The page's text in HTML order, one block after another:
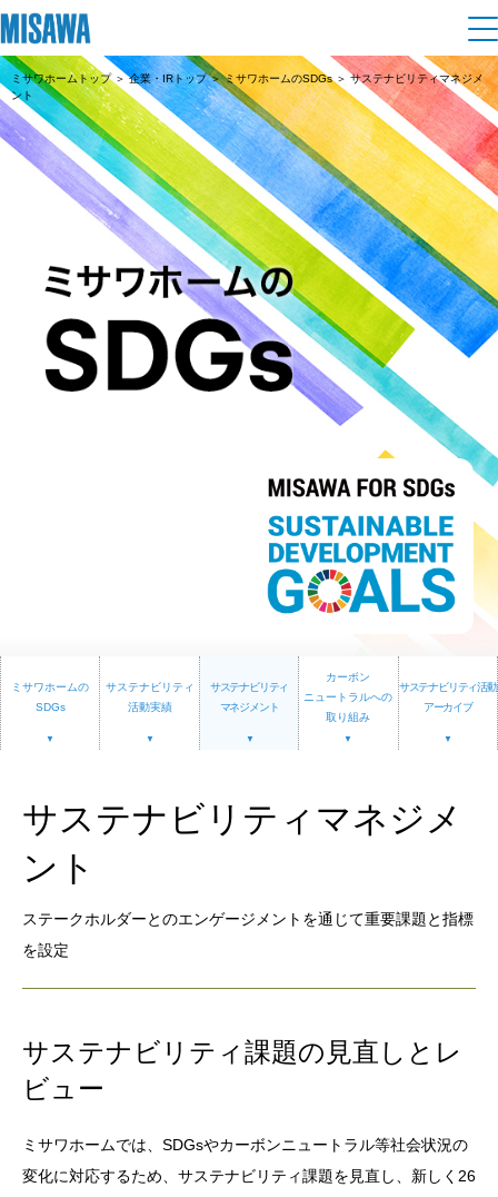
住まい
建てる [注文住宅]
商品ラインアップ
デザイン
テクノロジー（住まいの性能）
建築事例・建築実例
分譲住宅（建売・土地）検索
中古住宅検索
分譲マンション検索
[MISAWA RELAY]
これから住まいをご検討の方
多彩な動画やこだわりが詰まった建築実例、注目の最新情報など、
ホームラウンジ 新築・戸建て
土地活用
個人のお客さま
賃貸併用住宅
企業不動産活用（CRE）戦略
社宅建築
医療・介護・子育て・障がい福祉施設
これから土地活用・賃貸経営をご検討の方
土地活用の基礎から長期安定経営を目指すオーナー様まで、賃貸経
営に役立つ多彩な情報を幅広くお届けします。
ホームラウンジ 土地活用・賃貸経営
リフォーム
戸建て・マンション
ミサワリフォームとは
事業用リノベーション
ホテル・旅館リフォーム
リフォーム営業所
これからリフォームをご検討の方
実例動画や基礎知識、収納の工夫など、理想の住まいを叶えるリフ
まちづくり
複合開発・投資開発
建築再生事業
事業用売買
事業用地・事業用建物
分譲用地
すべてのフィールドに新しい価値をデザインし、持続可能な未来志
ミサワゼネラルソリューション
オーナーサポート
住まいるりんぐ（ロングサポート）
ミサワリフォーム
ご相談窓口
お客様センター
す。
ミサワオーナーズクラブ
MISAWAについて
ミサワホームグループ
SDGs
環境活動
採用情報
中途採用
障がい者採用
ウエルネス事業
ミサワホームトップ＞企業・IRトップ＞ミサワホームのSDGs＞ サステナビリティマネジメ
ント
ミサワホームの
SDGs
サステナビリティ
活動実績
サステナビリティ
マネジメント
カーボン
ニュートラルへの
取り組み
サステナビリティ活動
アーカイブ
サステナビリティマネジメ
ント
ステークホルダーとのエンゲージメントを通じて重要課題と指標
を設定
サステナビリティ課題の見直しとレ
ビュー
ミサワホームでは、SDGsやカーボンニュートラル等社会状況の
変化に対応するため、サステナビリティ課題を見直し、新しく26